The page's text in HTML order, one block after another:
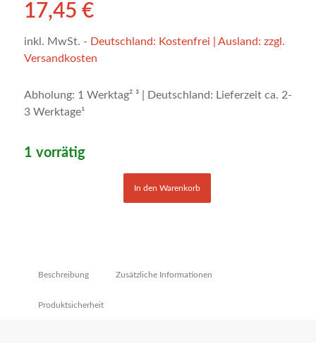
17,45 €
inkl. MwSt. - Deutschland: Kostenfrei | Ausland: zzgl.
Versandkosten
Abholung: 1 Werktag² ³ | Deutschland: Lieferzeit ca. 2-
3 Werktage¹
1 vorrätig
In den Warenkorb
Beschreibung Zusätzliche Informationen
Produktsicherheit